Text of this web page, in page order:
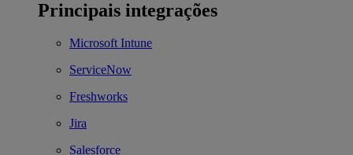
Principais integrações
Microsoft Intune
ServiceNow
Freshworks
Jira
Salesforce